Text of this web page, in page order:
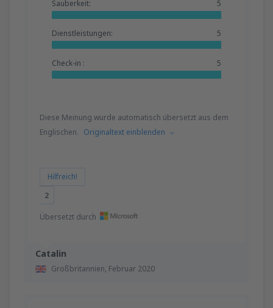
Catalin
Großbritannien, Februar 2020
Sauberkeit: 5
Dienstleistungen: 5
Check-in : 5
Diese Meinung wurde automatisch übersetzt aus dem
Englischen. Originaltext einblenden
Hilfreich!
2
Übersetzt durch